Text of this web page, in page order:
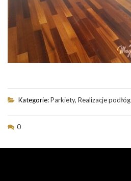
Kategorie:Parkiety, Realizacje podłóg
0